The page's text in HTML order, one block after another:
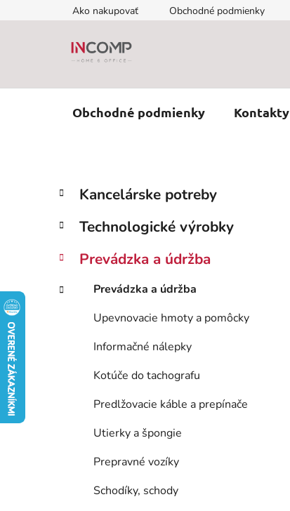
na
Ako nakupovať Obchodné podmienky
Obchodné podmienky Kontakty
B
č
ý
a
Preskočiť
kategórie
K
a
e
ó
i
Kancelárske potreby
Technologické výrobky
Prevádzka a údržba
Prevádzka a údržba
Upevnovacie hmoty a pomôcky
Informačné nálepky
Kotúče do tachografu
Predlžovacie káble a prepínače
Utierky a špongie
Prepravné vozíky
Schodíky, schody